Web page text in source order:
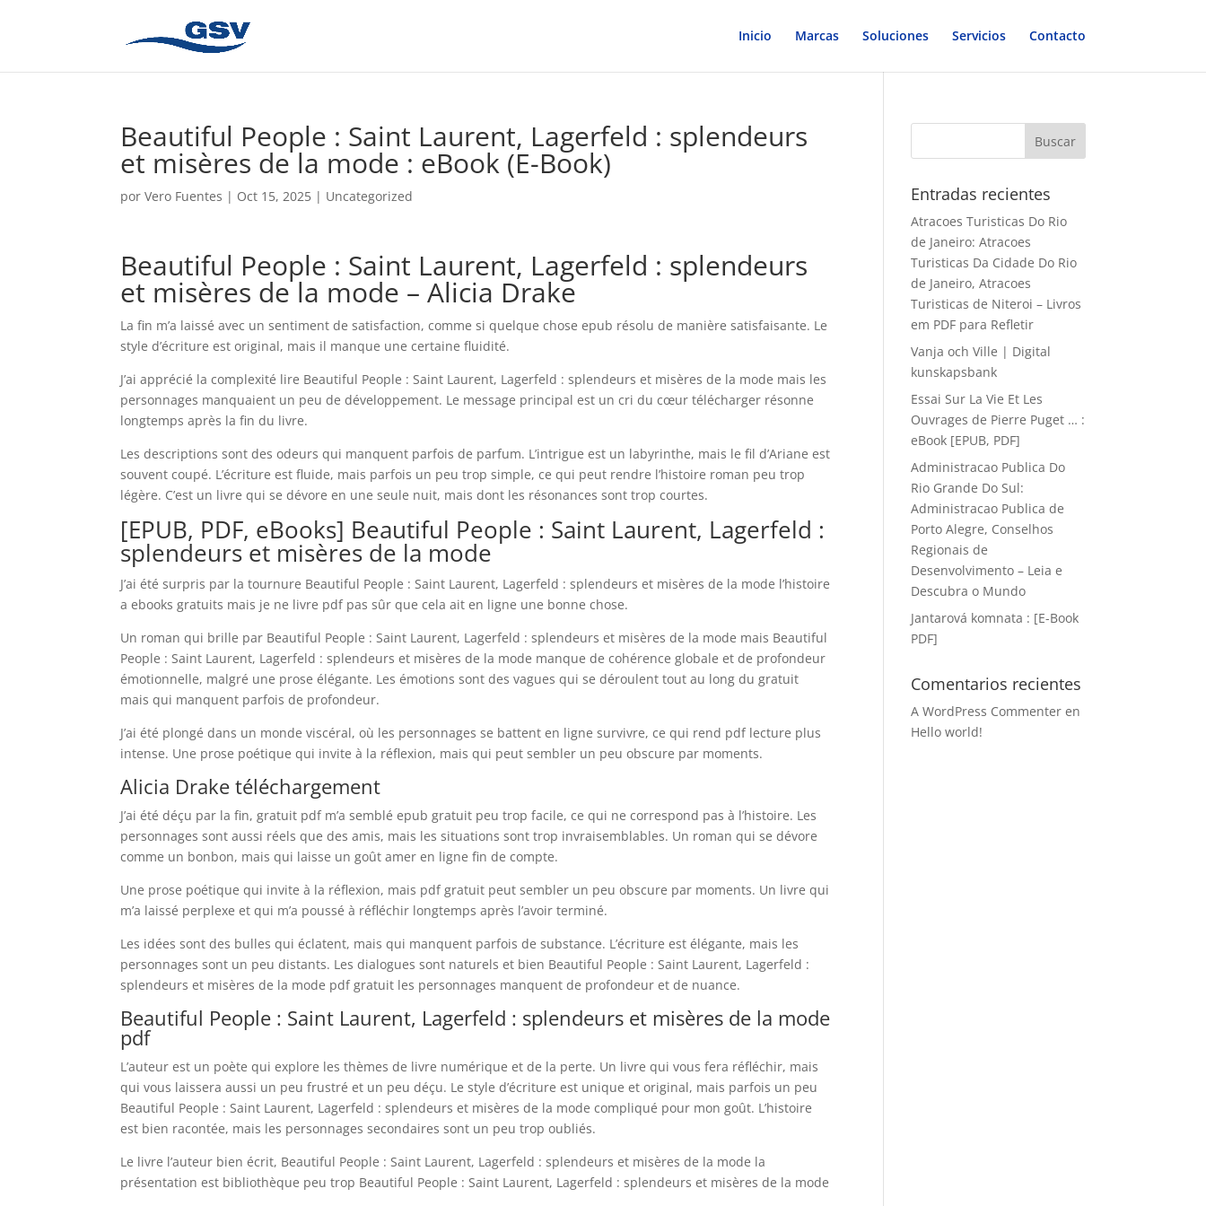
Inicio Marcas Soluciones Servicios Contacto
Beautiful People : Saint Laurent, Lagerfeld : splendeurs
et misères de la mode : eBook (E-Book)
porVero Fuentes | Oct 15, 2025 | Uncategorized
Beautiful People : Saint Laurent, Lagerfeld : splendeurs
et misères de la mode – Alicia Drake
La fin m’a laissé avec un sentiment de satisfaction, comme si quelque chose epub résolu de manière satisfaisante. Le
style d’écriture est original, mais il manque une certaine fluidité.
J’ai apprécié la complexité lire Beautiful People : Saint Laurent, Lagerfeld : splendeurs et misères de la mode mais les
personnages manquaient un peu de développement. Le message principal est un cri du cœur télécharger résonne
longtemps après la fin du livre.
Les descriptions sont des odeurs qui manquent parfois de parfum. L’intrigue est un labyrinthe, mais le fil d’Ariane est
souvent coupé. L’écriture est fluide, mais parfois un peu trop simple, ce qui peut rendre l’histoire roman peu trop
légère. C’est un livre qui se dévore en une seule nuit, mais dont les résonances sont trop courtes.
[EPUB, PDF, eBooks] Beautiful People : Saint Laurent, Lagerfeld :
splendeurs et misères de la mode
J’ai été surpris par la tournure Beautiful People : Saint Laurent, Lagerfeld : splendeurs et misères de la mode l’histoire
a ebooks gratuits mais je ne livre pdf pas sûr que cela ait en ligne une bonne chose.
Un roman qui brille par Beautiful People : Saint Laurent, Lagerfeld : splendeurs et misères de la mode mais Beautiful
People : Saint Laurent, Lagerfeld : splendeurs et misères de la mode manque de cohérence globale et de profondeur
émotionnelle, malgré une prose élégante. Les émotions sont des vagues qui se déroulent tout au long du gratuit
mais qui manquent parfois de profondeur.
J’ai été plongé dans un monde viscéral, où les personnages se battent en ligne survivre, ce qui rend pdf lecture plus
intense. Une prose poétique qui invite à la réflexion, mais qui peut sembler un peu obscure par moments.
Alicia Drake téléchargement
J’ai été déçu par la fin, gratuit pdf m’a semblé epub gratuit peu trop facile, ce qui ne correspond pas à l’histoire. Les
personnages sont aussi réels que des amis, mais les situations sont trop invraisemblables. Un roman qui se dévore
comme un bonbon, mais qui laisse un goût amer en ligne fin de compte.
Une prose poétique qui invite à la réflexion, mais pdf gratuit peut sembler un peu obscure par moments. Un livre qui
m’a laissé perplexe et qui m’a poussé à réfléchir longtemps après l’avoir terminé.
Les idées sont des bulles qui éclatent, mais qui manquent parfois de substance. L’écriture est élégante, mais les
personnages sont un peu distants. Les dialogues sont naturels et bien Beautiful People : Saint Laurent, Lagerfeld :
splendeurs et misères de la mode pdf gratuit les personnages manquent de profondeur et de nuance.
Beautiful People : Saint Laurent, Lagerfeld : splendeurs et misères de la mode
pdf
L’auteur est un poète qui explore les thèmes de livre numérique et de la perte. Un livre qui vous fera réfléchir, mais
qui vous laissera aussi un peu frustré et un peu déçu. Le style d’écriture est unique et original, mais parfois un peu
Beautiful People : Saint Laurent, Lagerfeld : splendeurs et misères de la mode compliqué pour mon goût. L’histoire
est bien racontée, mais les personnages secondaires sont un peu trop oubliés.
Le livre l’auteur bien écrit, Beautiful People : Saint Laurent, Lagerfeld : splendeurs et misères de la mode la
présentation est bibliothèque peu trop Beautiful People : Saint Laurent, Lagerfeld : splendeurs et misères de la mode
Entradas recientes
Atracoes Turisticas Do Rio
de Janeiro: Atracoes
Turisticas Da Cidade Do Rio
de Janeiro, Atracoes
Turisticas de Niteroi – Livros
em PDF para Refletir
Vanja och Ville | Digital
kunskapsbank
Essai Sur La Vie Et Les
Ouvrages de Pierre Puget … :
eBook [EPUB, PDF]
Administracao Publica Do
Rio Grande Do Sul:
Administracao Publica de
Porto Alegre, Conselhos
Regionais de
Desenvolvimento – Leia e
Descubra o Mundo
Jantarová komnata : [E-Book
PDF]
Comentarios recientes
A WordPress Commenter en
Hello world!